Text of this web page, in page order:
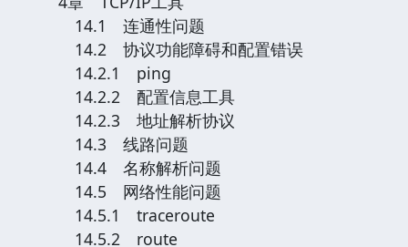
14.1 连通性问题
14.2 协议功能障碍和配置错误
14.2.1 ping
14.2.2 配置信息工具
14.2.3 地址解析协议
14.3 线路问题
14.4 名称解析问题
14.5 网络性能问题
14.5.1 traceroute
14.5.2 route